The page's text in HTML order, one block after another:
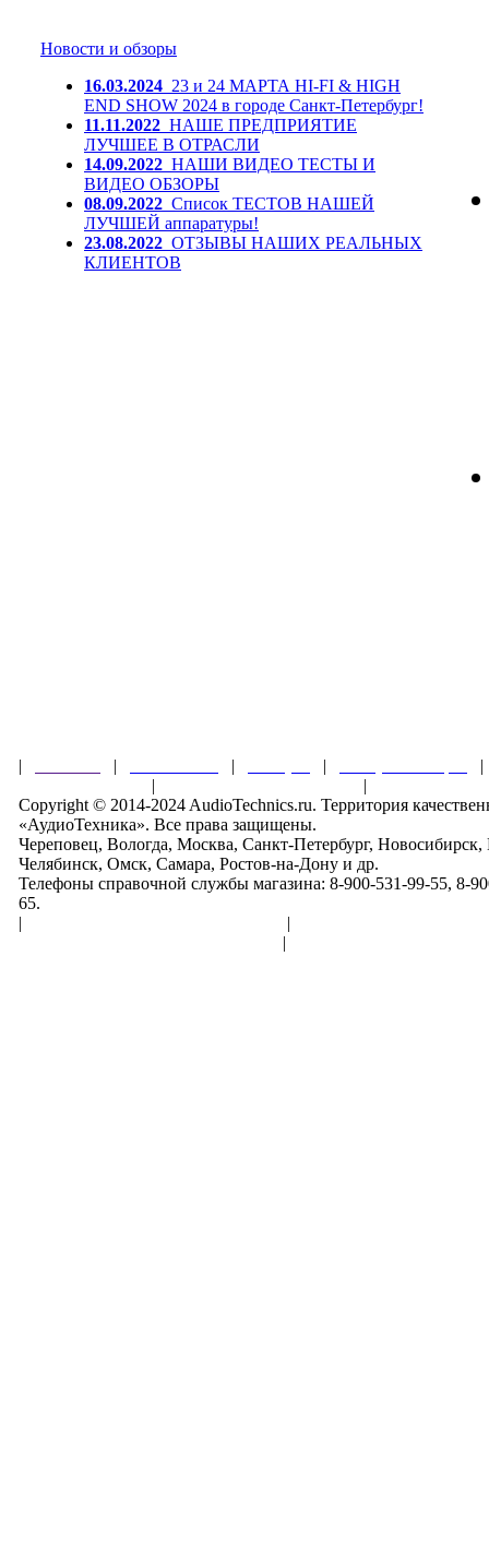
Новости и обзоры
16.03.2024 23 и 24 МАРТА HI-FI & HIGH
END SHOW 2024 в городе Санкт-Петербург!
11.11.2022 НАШЕ ПРЕДПРИЯТИЕ
ЛУЧШЕЕ В ОТРАСЛИ
14.09.2022 НАШИ ВИДЕО ТЕСТЫ И
ВИДЕО ОБЗОРЫ
08.09.2022 Список ТЕСТОВ НАШЕЙ
ЛУЧШЕЙ аппаратуры!
23.08.2022 ОТЗЫВЫ НАШИХ РЕАЛЬНЫХ
КЛИЕНТОВ
| | | |
|
|
Copyright © 2014-2024 AudioTechnics.ru. Территория
«АудиоТехника». Все права защищены.
Череповец, Вологда, Москва, Санкт-Петербург,
Челябинск, Омск, Самара, Ростов-на-Дону и др.
Телефоны справочной службы магазина: 8-900-531-99-55, 8-
65.
|
|
|